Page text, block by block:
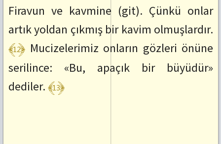
Firavun ve kavmine (git). Çünkü onlar
artık yoldan çıkmış bir kavim olmuşlardır.
﴾12﴿ Mucizelerimiz onların gözleri önüne
serilince: «Bu, apaçık bir büyüdür»
dediler.﴾13﴿